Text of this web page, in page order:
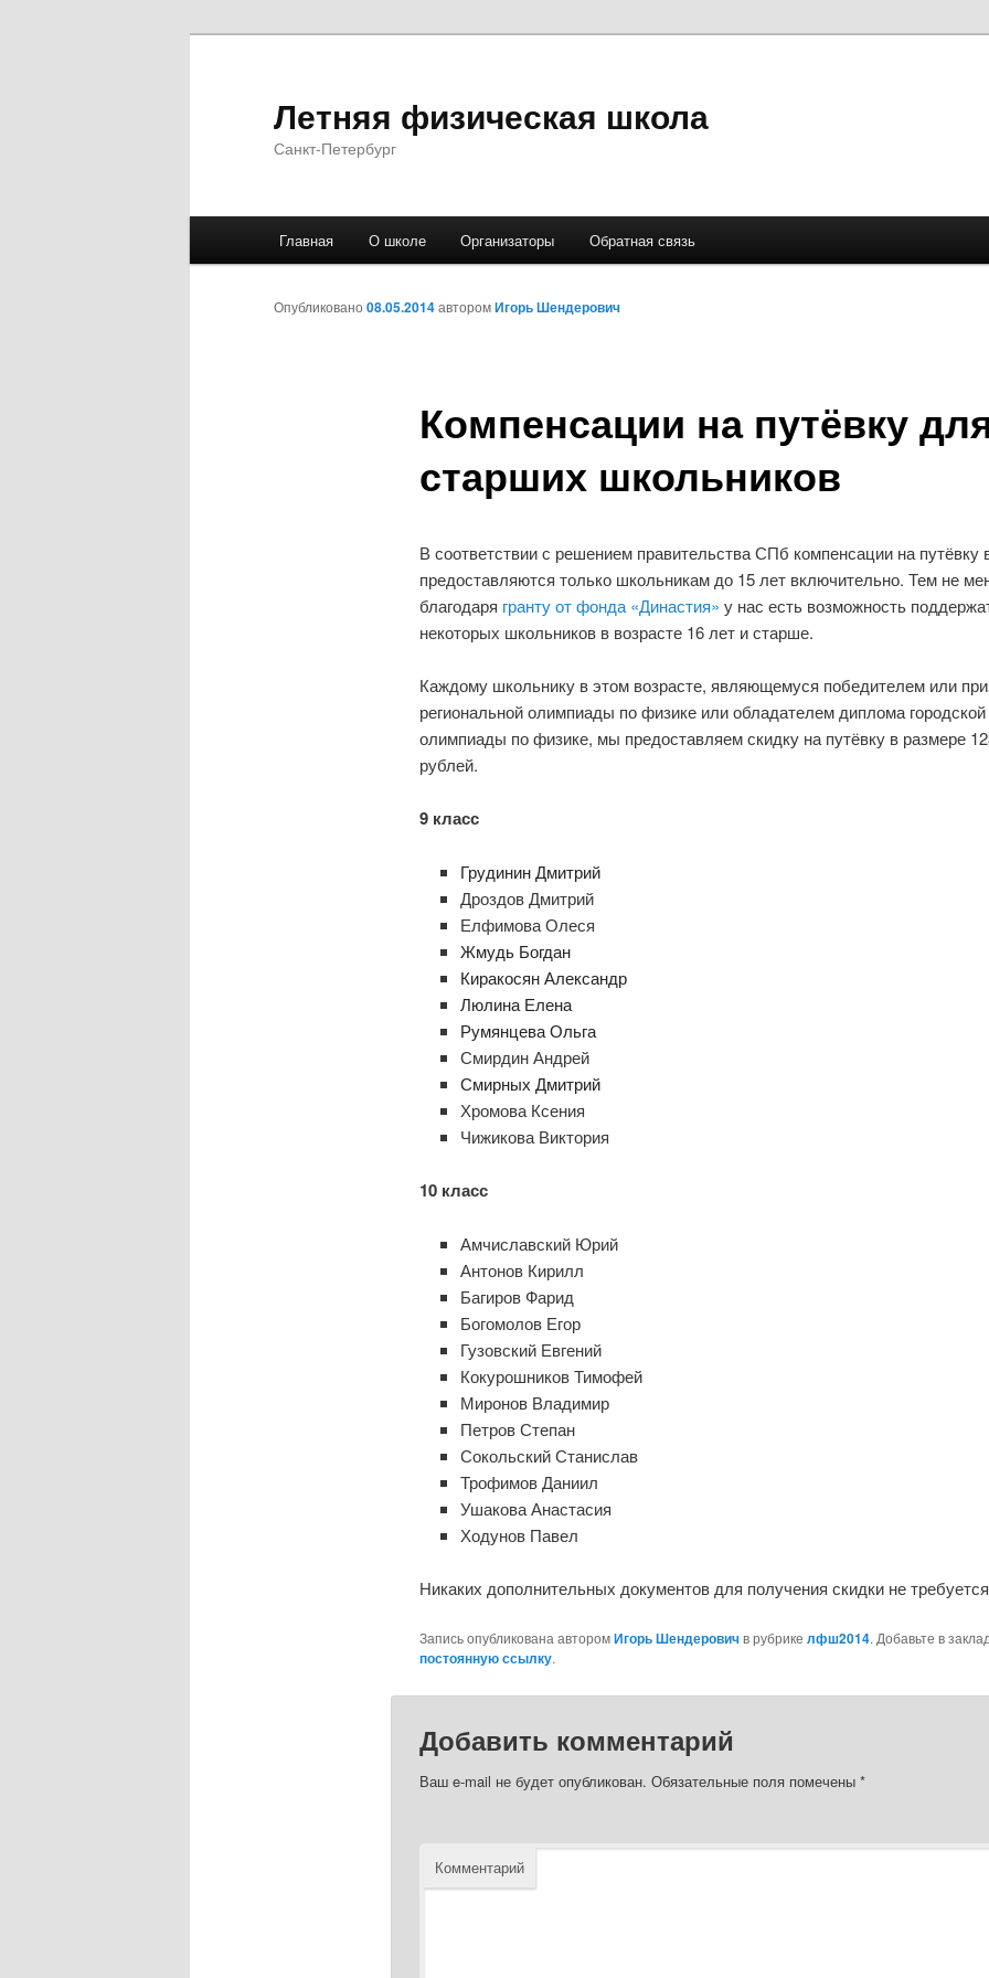
Летняя физическая школа
Санкт-Петербург
Перейти
к
Главная О школе Организаторы Обратная связь
Компенсации на путёвку
старших школьников
Опубликовано 08.05.2014авторомИгорь Шендерович
В соответствии с решением правительства СПб компенсации на путёвку
предоставляются только школьникам до 15 лет включительно. Тем не
благодаря гранту от фонда «Династия» у нас есть возможность
некоторых школьников в возрасте 16 лет и старше.
Каждому школьнику в этом возрасте, являющемуся победителем или
региональной олимпиады по физике или обладателем диплома городской
олимпиады по физике, мы предоставляем скидку на путёвку в размере
рублей.
9 класс
Грудинин Дмитрий
Дроздов Дмитрий
Елфимова Олеся
Жмудь Богдан
Киракосян Александр
Люлина Елена
Румянцева Ольга
Смирдин Андрей
Смирных Дмитрий
Хромова Ксения
Чижикова Виктория
10 класс
Амчиславский Юрий
Антонов Кирилл
Багиров Фарид
Богомолов Егор
Гузовский Евгений
Кокурошников Тимофей
Миронов Владимир
Петров Степан
Сокольский Станислав
Трофимов Даниил
Ушакова Анастасия
Ходунов Павел
Никаких дополнительных документов для получения скидки не
Запись опубликована авторомИгорь Шендеровичв рубрике лфш2014. Добавьте в
постоянную ссылку.
Добавить комментарий
Ваш e-mail не будет опубликован. Обязательные поля помечены *
Комментарий